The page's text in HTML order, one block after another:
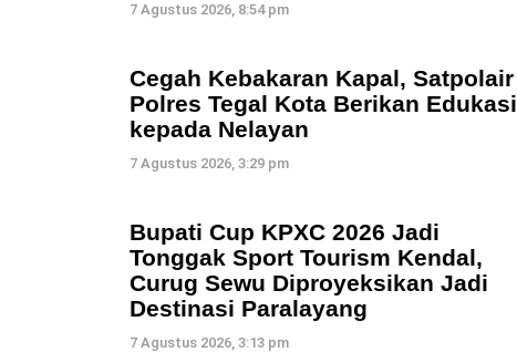
7 Agustus 2026, 8:54 pm
Cegah Kebakaran Kapal, Satpolair
Polres Tegal Kota Berikan Edukasi
kepada Nelayan
7 Agustus 2026, 3:29 pm
Bupati Cup KPXC 2026 Jadi
Tonggak Sport Tourism Kendal,
Curug Sewu Diproyeksikan Jadi
Destinasi Paralayang
7 Agustus 2026, 3:13 pm